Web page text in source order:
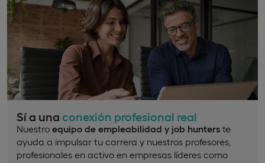
Sí a una conexión profesional real
Nuestro equipo de empleabilidad y job hunters te
ayuda a impulsar tu carrera y nuestros profesores,
profesionales en activo en empresas líderes como